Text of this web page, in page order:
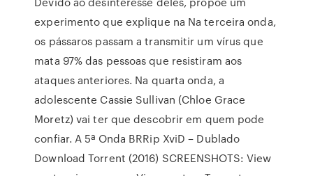
experimento que explique na Na terceira onda,
os pássaros passam a transmitir um vírus que
mata 97% das pessoas que resistiram aos
ataques anteriores. Na quarta onda, a
adolescente Cassie Sullivan (Chloe Grace
Moretz) vai ter que descobrir em quem pode
confiar. A 5ª Onda BRRip XviD – Dublado
Download Torrent (2016) SCREENSHOTS: View